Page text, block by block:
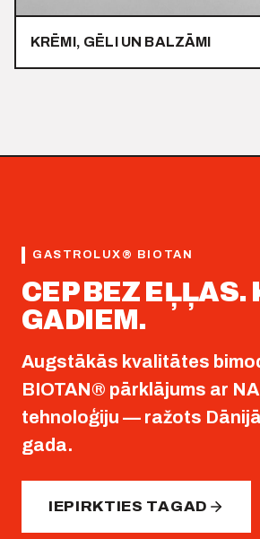
KRĒMI, GĒLI UN BALZĀMI
GASTROLUX® BIOTAN
CEP BEZ EĻĻAS.
GADIEM.
Augstākās kvalitātes
BIOTAN® pārklājums ar
tehnoloģiju — ražots
gada.
IEPIRKTIES TAGAD